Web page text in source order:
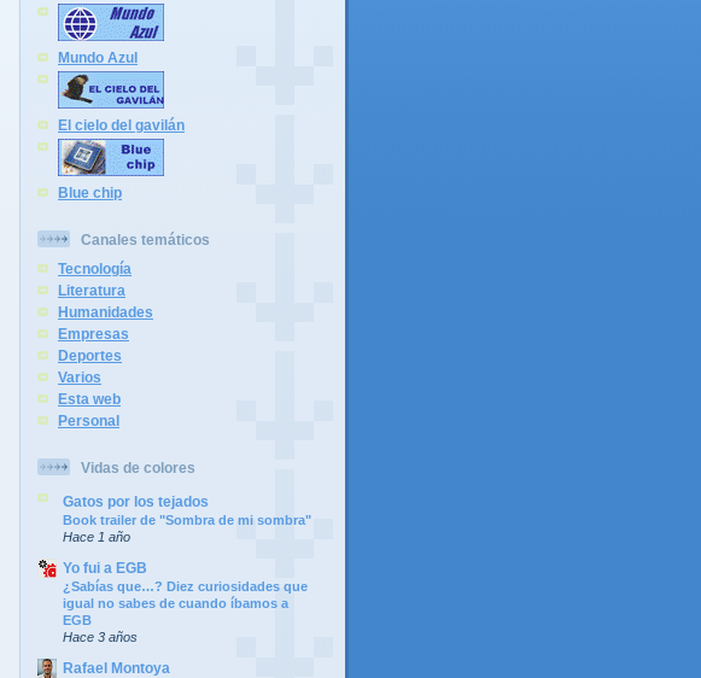
Mundo Azul
El cielo del gavilán
Blue chip
Canales temáticos
Tecnología
Literatura
Humanidades
Empresas
Deportes
Varios
Esta web
Personal
Vidas de colores
Gatos por los tejados
Book trailer de "Sombra de mi sombra"
Hace 1 año
Yo fui a EGB
¿Sabías que…? Diez curiosidades que
igual no sabes de cuando íbamos a
EGB
Hace 3 años
Rafael Montoya